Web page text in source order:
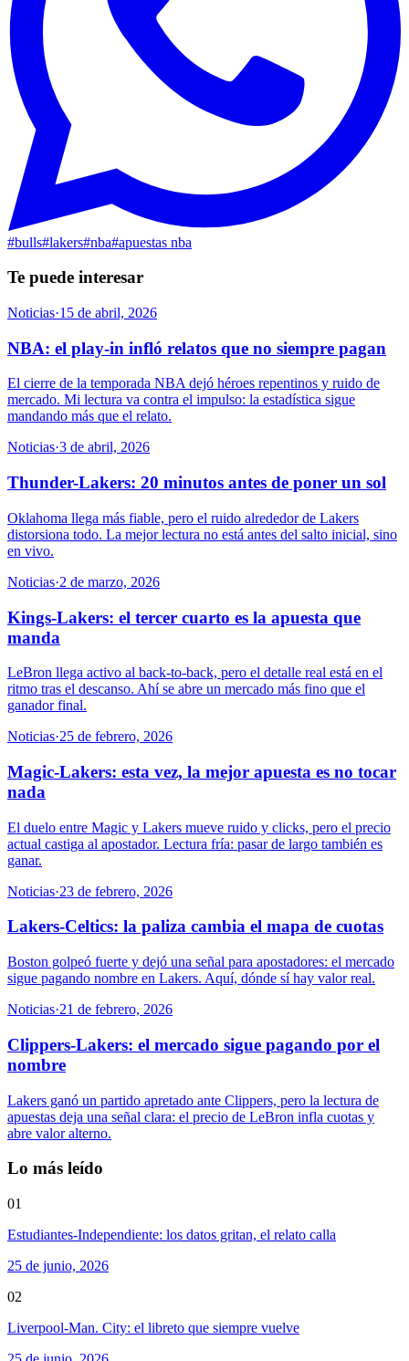
#bulls#lakers#nba#apuestas nba
Te puede interesar
Noticias·15 de abril, 2026
NBA: el play-in infló relatos que no siempre pagan
El cierre de la temporada NBA dejó héroes repentinos y ruido de
mercado. Mi lectura va contra el impulso: la estadística sigue
mandando más que el relato.
Noticias·3 de abril, 2026
Thunder-Lakers: 20 minutos antes de poner un sol
Oklahoma llega más fiable, pero el ruido alrededor de Lakers
distorsiona todo. La mejor lectura no está antes del salto inicial, sino
en vivo.
Noticias·2 de marzo, 2026
Kings-Lakers: el tercer cuarto es la apuesta que
manda
LeBron llega activo al back-to-back, pero el detalle real está en el
ritmo tras el descanso. Ahí se abre un mercado más fino que el
ganador final.
Noticias·25 de febrero, 2026
Magic-Lakers: esta vez, la mejor apuesta es no tocar
nada
El duelo entre Magic y Lakers mueve ruido y clicks, pero el precio
actual castiga al apostador. Lectura fría: pasar de largo también es
ganar.
Noticias·23 de febrero, 2026
Lakers-Celtics: la paliza cambia el mapa de cuotas
Boston golpeó fuerte y dejó una señal para apostadores: el mercado
sigue pagando nombre en Lakers. Aquí, dónde sí hay valor real.
Noticias·21 de febrero, 2026
Clippers-Lakers: el mercado sigue pagando por el
nombre
Lakers ganó un partido apretado ante Clippers, pero la lectura de
apuestas deja una señal clara: el precio de LeBron infla cuotas y
abre valor alterno.
Lo más leído
01
Estudiantes-Independiente: los datos gritan, el relato calla
25 de junio, 2026
02
Liverpool-Man. City: el libreto que siempre vuelve